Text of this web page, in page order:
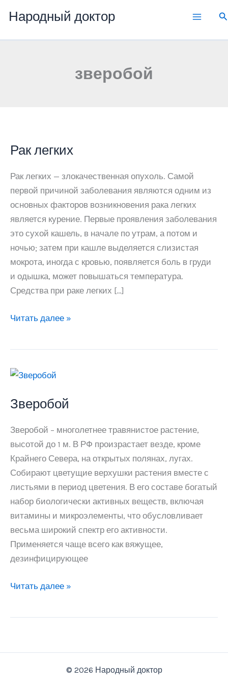
Народный доктор
зверобой
Рак легких
Рак легких — злокачественная опухоль. Самой
первой причиной заболевания являются одним из
основных факторов возникновения рака легких
является курение. Первые проявления заболевания
это сухой кашель, в начале по утрам, а потом и
ночью; затем при кашле выделяется слизистая
мокрота, иногда с кровью, появляется боль в груди
и одышка, может повышаться температура.
Средства при раке легких […]
Рак
Читать далее »
Зверобой
Зверобой – многолетнее травянистое растение,
высотой до 1 м. В РФ произрастает везде, кроме
Крайнего Севера, на открытых полянах, лугах.
Собирают цветущие верхушки растения вместе с
листьями в период цветения. В его составе богатый
набор биологически активных веществ, включая
витамины и микроэлементы, что обусловливает
весьма широкий спектр его активности.
Применяется чаще всего как вяжущее,
дезинфицирующее
Зверобой
Читать далее »
© 2026 Народный доктор